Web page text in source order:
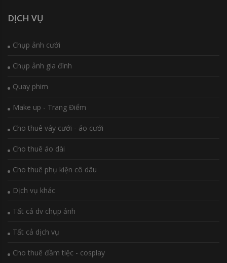
DỊCH VỤ
Chụp ảnh cưới
Chụp ảnh gia đình
Quay phim
Make up - Trang Điểm
Cho thuê váy cưới - áo cưới
Cho thuê áo dài
Cho thuê phụ kiện cô dâu
Dịch vụ khác
Tất cả dv chụp ảnh
Tất cả dịch vụ
Cho thuê đầm tiệc - cosplay